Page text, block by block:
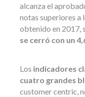
alcanza el
notas superiores a
obtenido en 2017,
se cerró con un
Los indicadores
cuatro grandes
customer centric,